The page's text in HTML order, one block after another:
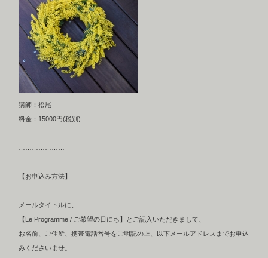
講師：松尾
料金：15000円(税別)
【お申込み方法】
メールタイトルに、
【Le Programme / ご希望の日にち】とご記入いただきまして、
お名前、ご住所、携帯電話番号をご明記の上、以下メールアドレスまでお申込
みくださいませ。